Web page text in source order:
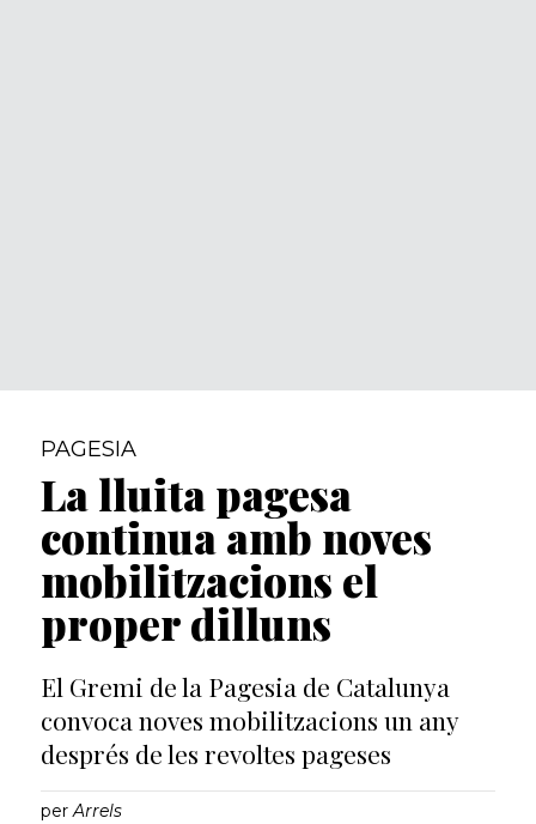
PAGESIA
La lluita pagesa
continua amb noves
mobilitzacions el
proper dilluns
El Gremi de la Pagesia de Catalunya
convoca noves mobilitzacions un any
després de les revoltes pageses
perArrels